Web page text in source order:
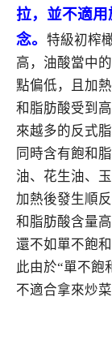
拉，並不適
念。 特級初榨
高， 油酸當中
點偏低，且加
和脂肪酸受到
來越多的反式
同時含有飽和
油、花生油、
加熱後發生順
和脂肪酸含量
還不如單不飽
此由於“單不飽
不適合拿來炒